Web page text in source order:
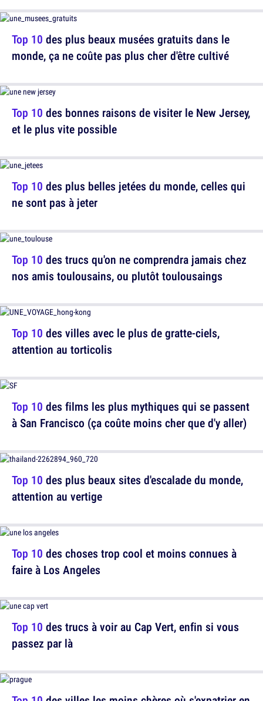
Top 10 des plus beaux musées gratuits dans le
monde, ça ne coûte pas plus cher d'être cultivé
Top 10 des plus belles jetées du monde, celles qui
ne sont pas à jeter
Top 10 des villes avec le plus de gratte-ciels,
attention au torticolis
Top 10 des plus beaux sites d'escalade du monde,
attention au vertige
Top 10 des trucs à voir au Cap Vert, enfin si vous
passez par là
Top 10 des bonnes raisons de visiter le New Jersey,
et le plus vite possible
Top 10 des trucs qu'on ne comprendra jamais chez
nos amis toulousains, ou plutôt toulousaings
Top 10 des films les plus mythiques qui se passent
à San Francisco (ça coûte moins cher que d'y aller)
Top 10 des choses trop cool et moins connues à
faire à Los Angeles